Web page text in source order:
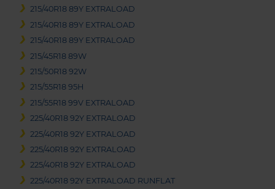
215/40R18 89Y EXTRALOAD
215/40R18 89Y EXTRALOAD
215/40R18 89Y EXTRALOAD
215/45R18 89W
215/50R18 92W
215/55R18 95H
215/55R18 99V EXTRALOAD
225/40R18 92Y EXTRALOAD
225/40R18 92Y EXTRALOAD
225/40R18 92Y EXTRALOAD
225/40R18 92Y EXTRALOAD
225/40R18 92Y EXTRALOAD RUNFLAT